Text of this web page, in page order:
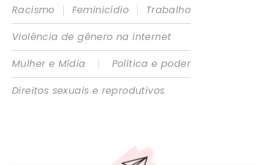
Racismo
| Feminicídio |
Trabalho
Violência de gênero na internet
Mulher e Mídia
|
Política e poder
Direitos sexuais e reprodutivos